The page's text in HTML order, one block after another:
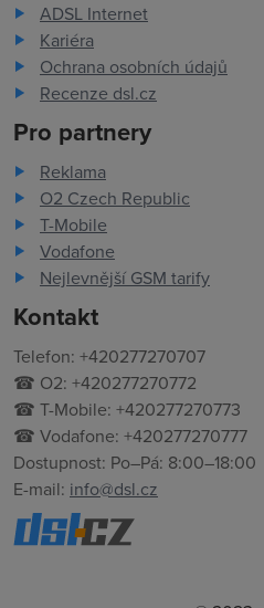
ADSL Internet
Kariéra
Ochrana osobních údajů
Recenze dsl.cz
Pro partnery
Reklama
O2 Czech Republic
T-Mobile
Vodafone
Nejlevnější GSM tarify
Kontakt
Telefon: +420277270707
☎ O2: +420277270772
☎ T-Mobile: +420277270773
☎ Vodafone: +420277270777
Dostupnost: Po–Pá: 8:00–18:00
E-mail: info@dsl.cz